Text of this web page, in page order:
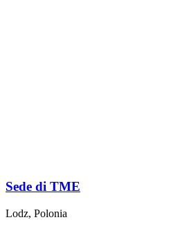
Sede di TME
Lodz, Polonia